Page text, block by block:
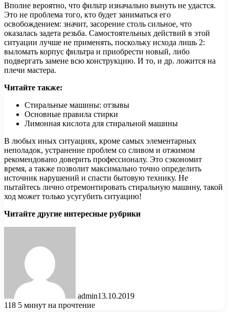
Вполне вероятно, что фильтр изначально вынуть не удастся.
Это не проблема того, кто будет заниматься его
освобождением: значит, засорение столь сильное, что
оказалась задета резьба. Самостоятельных действий в этой
ситуации лучше не применять, поскольку исхода лишь 2:
выломать корпус фильтра и приобрести новый, либо
подвергать замене всю конструкцию. И то, и др. ложится на
плечи мастера.
Читайте также:
Стиральные машины: отзывы
Основные правила стирки
Лимонная кислота для стиральной машины
В любых иных ситуациях, кроме самых элементарных
неполадок, устранение проблем со сливом и отжимом
рекомендовано доверить профессионалу. Это сэкономит
время, а также позволит максимально точно определить
источник нарушений и спасти бытовую технику. Не
пытайтесь лично отремонтировать стиральную машину, такой
ход может только усугубить ситуацию!
Читайте другие интересные рубрики
admin13.10.2019
118 5 минут на прочтение